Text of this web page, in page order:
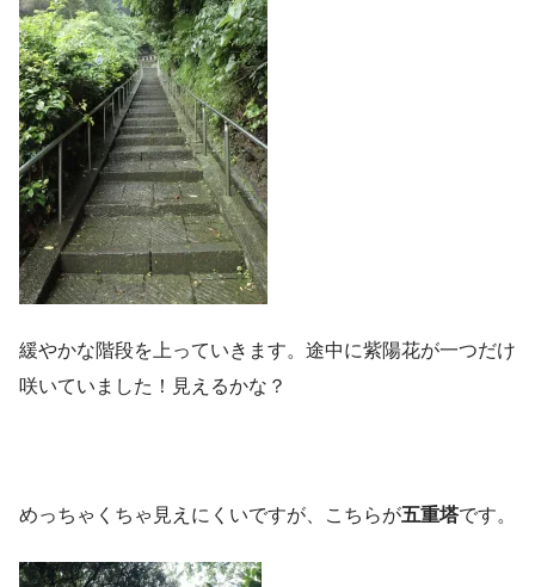
緩やかな階段を上っていきます。途中に紫陽花が一つだけ
咲いていました！見えるかな？
めっちゃくちゃ見えにくいですが、こちらが五重塔です。